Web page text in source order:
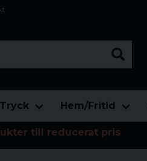
Tryck Hem/Fritid
till reducerat pris